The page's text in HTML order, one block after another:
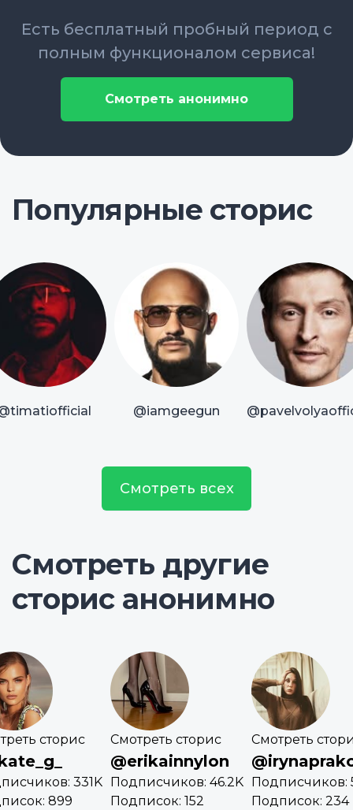
Есть бесплатный пробный период с
полным функционалом сервиса!
Смотреть анонимно
Популярные сторис
@iamgeegun
Смотреть всех
Смотреть другие
сторис анонимно
сторис
331K
899
Смотреть сторис
@erikainnylon
Подписчиков: 46.2K
Подписок: 152
Смотреть
Подписчиков:
Подписок: 234